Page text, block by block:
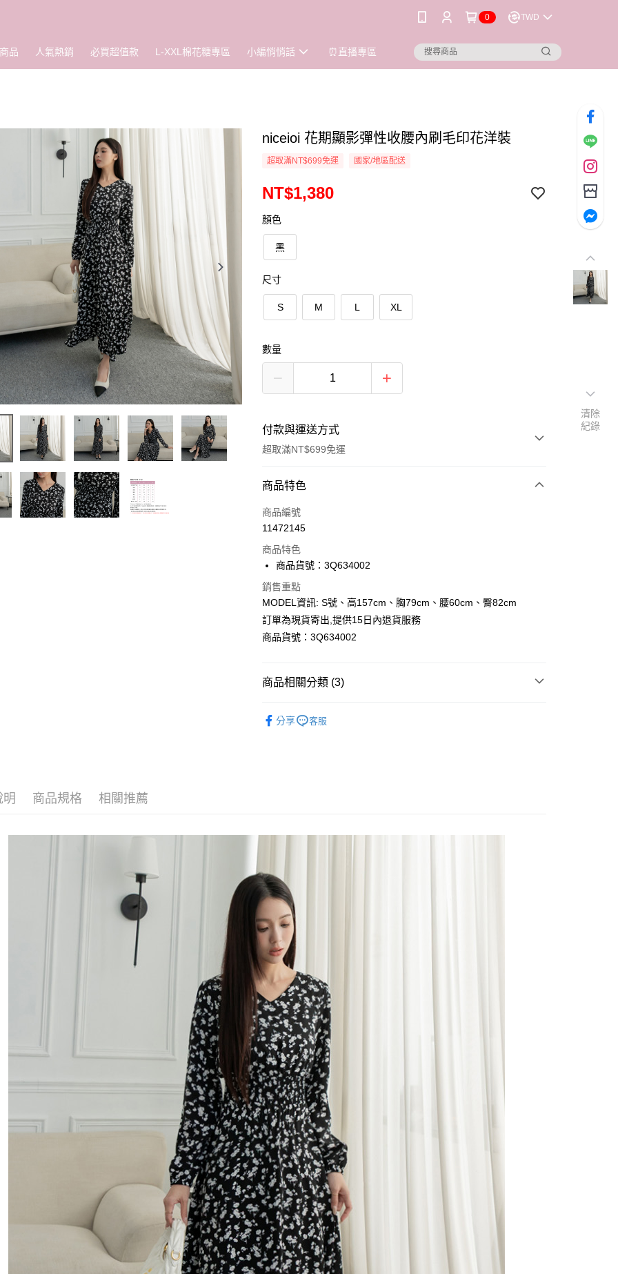
0 TWD
品 人氣熱銷 必買超值款 L-XXL棉花糖專區 小編悄悄話 ⏰直播專區
niceioi 花期顯影彈性收腰內刷毛印花洋裝
超取滿NT$699免運 國家/地區配送
NT$1,380
顏色
黑
尺寸
S M L XL
數量
付款與運送方式
超取滿NT$699免運
付款方式
信用卡一次付款
LINE Pay
Apple Pay
全家取貨付款
付款後全家取貨
每筆NT$80，滿NT$699(含以上)免運費
每筆NT$120，滿NT$699(含以上)免運費
國家/地區配送
商品特色
商品編號
11472145
商品特色
商品貨號：3Q634002
銷售重點
MODEL資訊: S號、高157cm、胸79cm、腰60cm、臀82cm
訂單為現貨寄出,提供15日內退貨服務
商品貨號：3Q634002
商品相關分類 (3)
分享 客服
明 商品規格 相關推薦
清除
紀錄